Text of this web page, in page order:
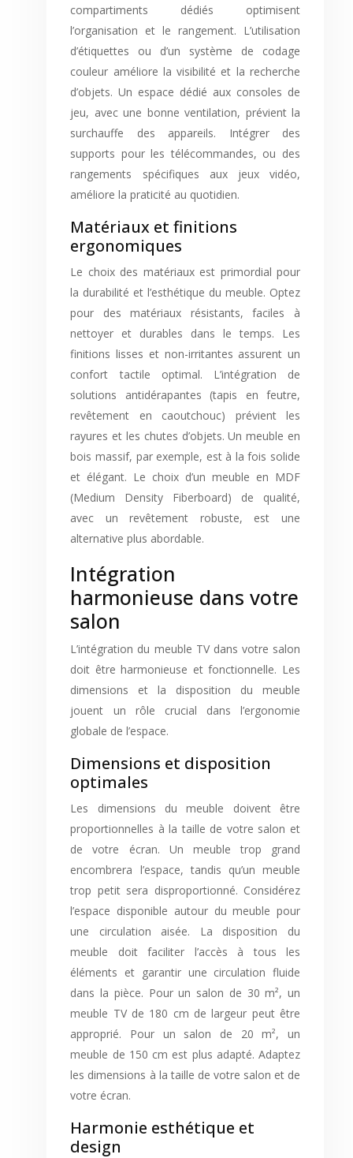
compartiments dédiés optimisent
l’organisation et le rangement. L’utilisation
d’étiquettes ou d’un système de codage
couleur améliore la visibilité et la recherche
d’objets. Un espace dédié aux consoles de
jeu, avec une bonne ventilation, prévient la
surchauffe des appareils. Intégrer des
supports pour les télécommandes, ou des
rangements spécifiques aux jeux vidéo,
améliore la praticité au quotidien.
Matériaux et finitions
ergonomiques
Le choix des matériaux est primordial pour
la durabilité et l’esthétique du meuble. Optez
pour des matériaux résistants, faciles à
nettoyer et durables dans le temps. Les
finitions lisses et non-irritantes assurent un
confort tactile optimal. L’intégration de
solutions antidérapantes (tapis en feutre,
revêtement en caoutchouc) prévient les
rayures et les chutes d’objets. Un meuble en
bois massif, par exemple, est à la fois solide
et élégant. Le choix d’un meuble en MDF
(Medium Density Fiberboard) de qualité,
avec un revêtement robuste, est une
alternative plus abordable.
Intégration
harmonieuse dans votre
salon
L’intégration du meuble TV dans votre salon
doit être harmonieuse et fonctionnelle. Les
dimensions et la disposition du meuble
jouent un rôle crucial dans l’ergonomie
globale de l’espace.
Dimensions et disposition
optimales
Les dimensions du meuble doivent être
proportionnelles à la taille de votre salon et
de votre écran. Un meuble trop grand
encombrera l’espace, tandis qu’un meuble
trop petit sera disproportionné. Considérez
l’espace disponible autour du meuble pour
une circulation aisée. La disposition du
meuble doit faciliter l’accès à tous les
éléments et garantir une circulation fluide
dans la pièce. Pour un salon de 30 m², un
meuble TV de 180 cm de largeur peut être
approprié. Pour un salon de 20 m², un
meuble de 150 cm est plus adapté. Adaptez
les dimensions à la taille de votre salon et de
votre écran.
Harmonie esthétique et
design